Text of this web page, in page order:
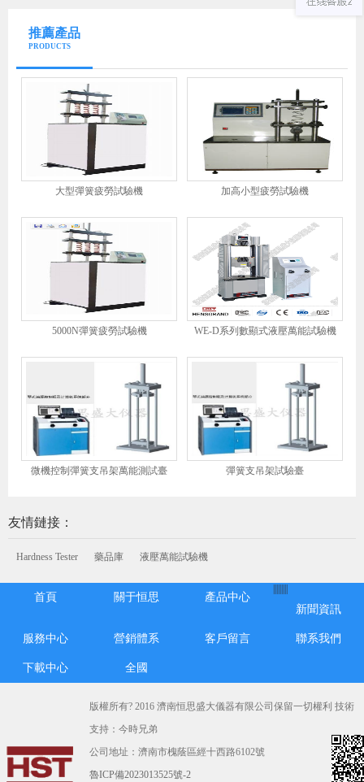
推薦產品
PRODUCTS
大型彈簧疲勞試驗機 加高小型疲勞試驗機
5000N彈簧疲勞試驗機 WE-D系列數顯式液壓萬能試驗機
微機控制彈簧支吊架萬能測試臺 彈簧支吊架試驗臺
友情鏈接：
Hardness Tester 藥品庫 液壓萬能試驗機
首頁
|
關于恒思
|
產品中心
|
新聞資訊
|
服務中心
|
營銷體系
|
客戶留言
|
聯系我們
|
下載中心
|
全國
版權所有? 2016 濟南恒思盛大儀器有限公司保留一切權利 技術
支持：今時兄弟
公司地址：濟南市槐蔭區經十西路6102號
魯ICP備2023013525號-2